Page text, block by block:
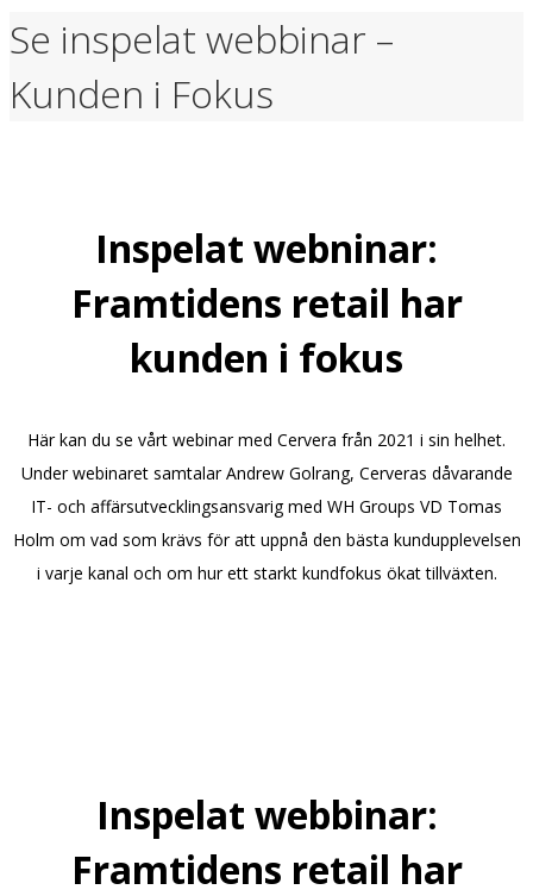
Se inspelat webbinar –
Kunden i Fokus
Inspelat webninar:
Framtidens retail har
kunden i fokus
Här kan du se vårt webinar med Cervera från 2021 i sin helhet.
Under webinaret samtalar Andrew Golrang, Cerveras dåvarande
IT- och affärsutvecklingsansvarig med WH Groups VD Tomas
Holm om vad som krävs för att uppnå den bästa kundupplevelsen
i varje kanal och om hur ett starkt kundfokus ökat tillväxten.
Inspelat webbinar:
Framtidens retail har